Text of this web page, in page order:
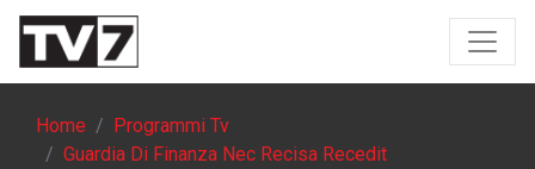
Home
Programmi Tv
Guardia Di Finanza Nec Recisa Recedit